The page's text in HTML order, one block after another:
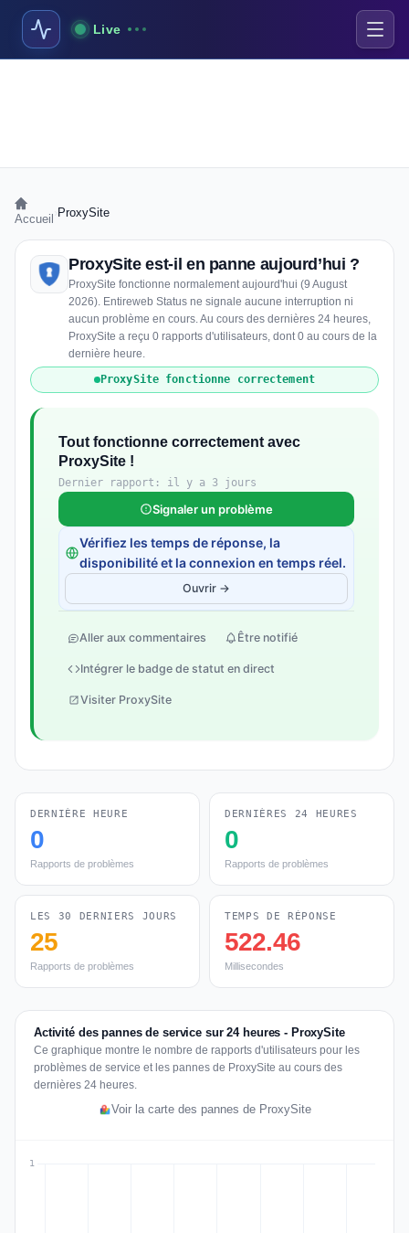
Live
Accueil ProxySite
ProxySite est-il en panne aujourd’hui ?
ProxySite fonctionne normalement aujourd'hui (9 August
2026). Entireweb Status ne signale aucune interruption ni
aucun problème en cours. Au cours des dernières 24 heures,
ProxySite a reçu 0 rapports d'utilisateurs, dont 0 au cours de la
dernière heure.
ProxySite fonctionne correctement
Tout fonctionne correctement avec
ProxySite !
Dernier rapport: il y a 3 jours
Signaler un problème
Vérifiez les temps de réponse, la
disponibilité et la connexion en temps réel.
Ouvrir →
Aller aux commentaires Être notifié
Intégrer le badge de statut en direct
Visiter ProxySite
DERNIÈRE HEURE
0
Rapports de problèmes
DERNIÈRES 24 HEURES
0
Rapports de problèmes
LES 30 DERNIERS JOURS
25
Rapports de problèmes
TEMPS DE RÉPONSE
522.46
Millisecondes
Activité des pannes de service sur 24 heures - ProxySite
Ce graphique montre le nombre de rapports d'utilisateurs pour les
problèmes de service et les pannes de ProxySite au cours des
dernières 24 heures.
Voir la carte des pannes de ProxySite